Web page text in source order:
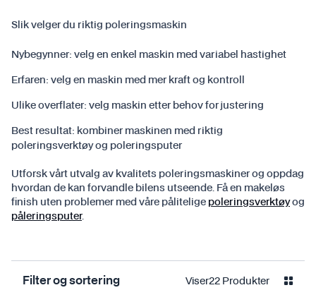
Slik velger du riktig poleringsmaskin
Nybegynner: velg en enkel maskin med variabel hastighet
Erfaren: velg en maskin med mer kraft og kontroll
Ulike overflater: velg maskin etter behov for justering
Best resultat: kombiner maskinen med riktig
poleringsverktøy og poleringsputer
Utforsk vårt utvalg av kvalitets poleringsmaskiner og oppdag
hvordan de kan forvandle bilens utseende. Få en makeløs
finish uten problemer med våre pålitelige poleringsverktøyog
påleringsputer.
Filter og sortering Viser22 Produkter